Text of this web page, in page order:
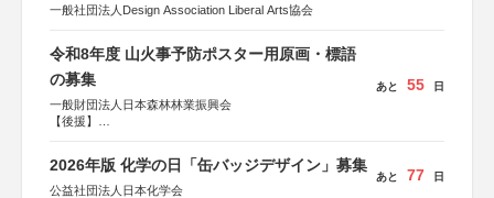
一般社団法人Design Association Liberal Arts協会
令和8年度 山火事予防ポスター用原画・標語
の募集
一般財団法人日本森林林業振興会
【後援】
あと 55 日
2026年版 化学の日「缶バッジデザイン」募集
公益社団法人日本化学会
あと 77 日